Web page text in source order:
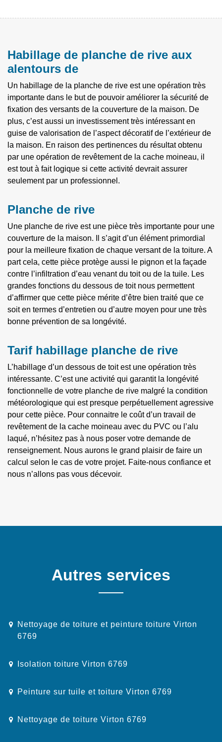
Habillage de planche de rive aux
alentours de
Un habillage de la planche de rive est une opération très
importante dans le but de pouvoir améliorer la sécurité de
fixation des versants de la couverture de la maison. De
plus, c’est aussi un investissement très intéressant en
guise de valorisation de l’aspect décoratif de l’extérieur de
la maison. En raison des pertinences du résultat obtenu
par une opération de revêtement de la cache moineau, il
est tout à fait logique si cette activité devrait assurer
seulement par un professionnel.
Planche de rive
Une planche de rive est une pièce très importante pour une
couverture de la maison. Il s’agit d’un élément primordial
pour la meilleure fixation de chaque versant de la toiture. A
part cela, cette pièce protège aussi le pignon et la façade
contre l’infiltration d’eau venant du toit ou de la tuile. Les
grandes fonctions du dessous de toit nous permettent
d’affirmer que cette pièce mérite d’être bien traité que ce
soit en termes d’entretien ou d’autre moyen pour une très
bonne prévention de sa longévité.
Tarif habillage planche de rive
L’habillage d’un dessous de toit est une opération très
intéressante. C’est une activité qui garantit la longévité
fonctionnelle de votre planche de rive malgré la condition
météorologique qui est presque perpétuellement agressive
pour cette pièce. Pour connaitre le coût d’un travail de
revêtement de la cache moineau avec du PVC ou l’alu
laqué, n’hésitez pas à nous poser votre demande de
renseignement. Nous aurons le grand plaisir de faire un
calcul selon le cas de votre projet. Faite-nous confiance et
nous n’allons pas vous décevoir.
Autres services
Nettoyage de toiture et peinture toiture Virton
6769
Isolation toiture Virton 6769
Peinture sur tuile et toiture Virton 6769
Nettoyage de toiture Virton 6769